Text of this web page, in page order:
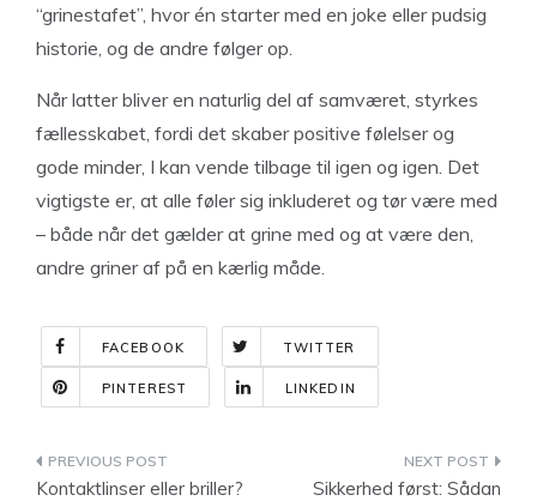
“grinestafet”, hvor én starter med en joke eller pudsig
historie, og de andre følger op.
Når latter bliver en naturlig del af samværet, styrkes
fællesskabet, fordi det skaber positive følelser og
gode minder, I kan vende tilbage til igen og igen. Det
vigtigste er, at alle føler sig inkluderet og tør være med
– både når det gælder at grine med og at være den,
andre griner af på en kærlig måde.
FACEBOOK TWITTER
PINTEREST LINKEDIN
Indlægsnavigation
Kontaktlinser eller briller?
Sikkerhed først: Sådan